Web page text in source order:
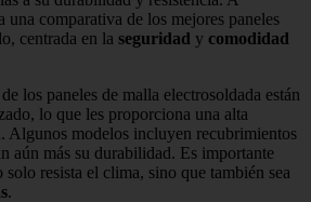
una comparativa de los mejores paneles
centrada en la seguridad y comodidad
los paneles de malla electrosoldada están
lo que les proporciona una alta
Algunos modelos incluyen recubrimientos
aún más su durabilidad. Es importante
resista el clima, sino que también sea
.